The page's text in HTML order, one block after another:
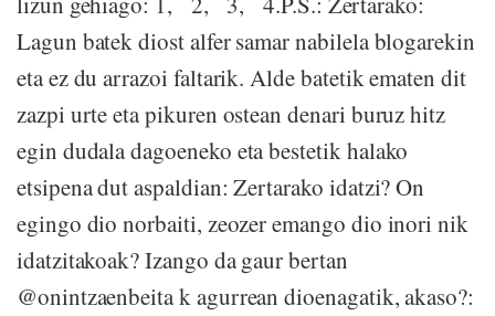
Lagun batek diost alfer samar nabilela blogarekin
eta ez du arrazoi faltarik. Alde batetik ematen dit
zazpi urte eta pikuren ostean denari buruz hitz
egin dudala dagoeneko eta bestetik halako
etsipena dut aspaldian: Zertarako idatzi? On
egingo dio norbaiti, zeozer emango dio inori nik
idatzitakoak? Izango da gaur bertan
@onintzaenbeita k agurrean dioenagatik, akaso?: